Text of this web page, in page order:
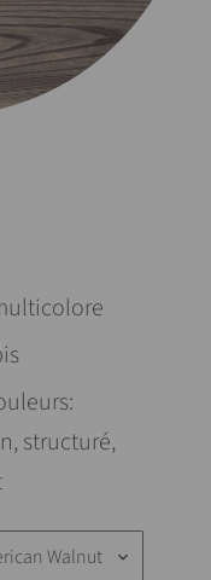
structuré,
Walnut keyboard_arrow_down